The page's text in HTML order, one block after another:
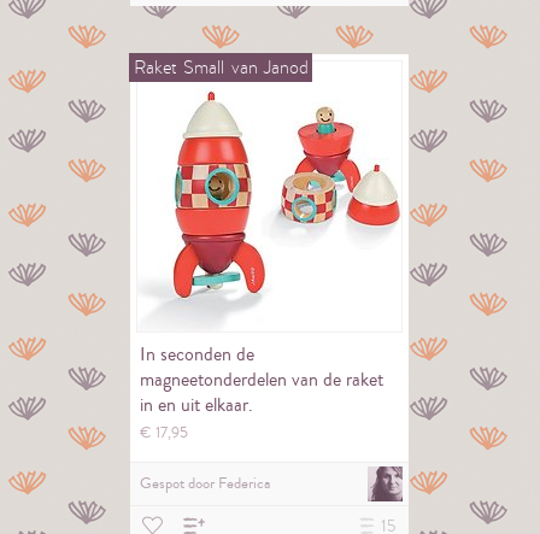
Raket Small van Janod
In seconden de
magneetonderdelen van de raket
in en uit elkaar.
€ 17,95
Gespot door Federica
15